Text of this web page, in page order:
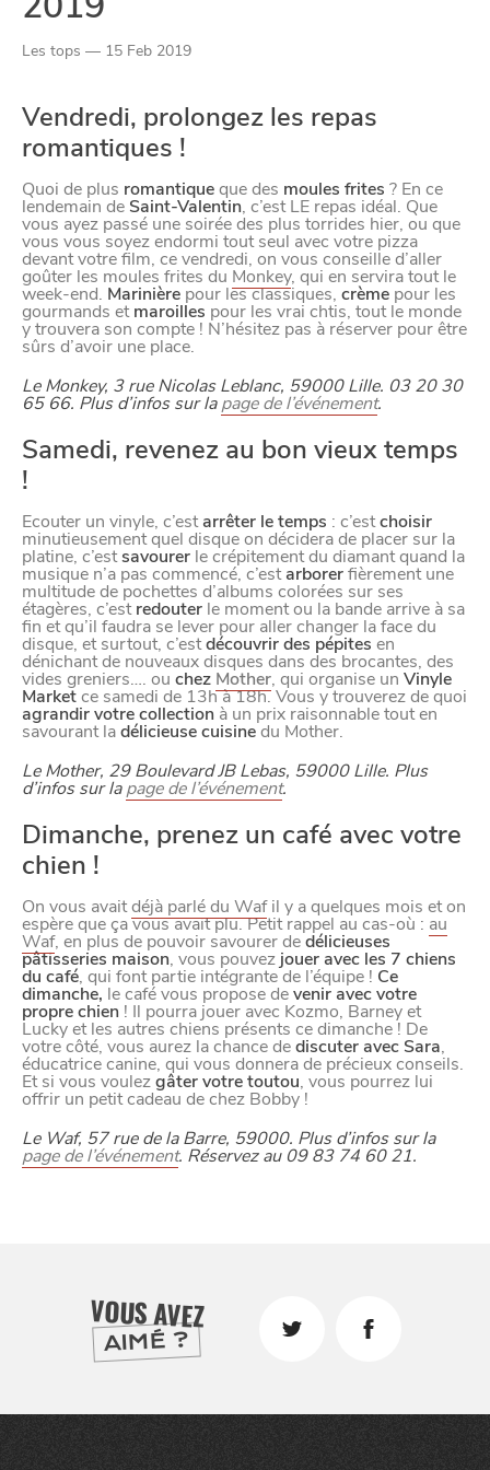
Les tops — 15 Feb 2019
Vendredi, prolongez les repas
romantiques !
Quoi de plus romantiqueque des moules frites ? En ce
lendemain de Saint-Valentin, c’est LE repas idéal. Que
vous ayez passé une soirée des plus torrides hier, ou que
vous vous soyez endormi tout seul avec votre pizza
devant votre film, ce vendredi, on vous conseille d’aller
goûter les moules frites du Monkey, qui en servira tout le
week-end. Marinière pour les classiques, crème pour les
gourmands etmaroilles pour les vrai chtis, tout le monde
y trouvera son compte ! N’hésitez pas à réserver pour être
sûrs d’avoir une place.
Le Monkey, 3 rue Nicolas Leblanc, 59000 Lille. 03 20 30
65 66. Plus d’infos sur lapage de l’événement.
Samedi, revenez au bon vieux temps
!
Ecouter un vinyle, c’estarrêter le temps : c’estchoisir
minutieusement quel disque on décidera de placer sur la
platine, c’estsavourer le crépitement du diamant quand la
musique n’a pas commencé, c’estarborerfièrement une
multitude de pochettes d’albums colorées sur ses
étagères, c’estredouter le moment ou la bande arrive à sa
fin et qu’il faudra se lever pour aller changer la face du
disque, et surtout, c’estdécouvrir des pépites en
dénichant de nouveaux disques dans des brocantes, des
vides greniers…. ou chez Mother, qui organise un Vinyle
Marketce samedi de 13h à 18h. Vous y trouverez de quoi
agrandir votre collection à un prix raisonnable tout en
savourant ladélicieuse cuisinedu Mother.
Le Mother, 29 Boulevard JB Lebas, 59000 Lille. Plus
d’infos sur lapage de l’événement.
Dimanche, prenez un café avec votre
chien !
On vous avaitdéjà parlé du Wafil y a quelques mois et on
espère que ça vous avait plu. Petit rappel au cas-où : au
Waf, en plus de pouvoir savourer dedélicieuses
pâtisseries maison, vous pouvez jouer avec les 7 chiens
du café, qui font partie intégrante de l’équipe ! Ce
dimanche, le café vous propose devenir avec votre
propre chien ! Il pourra jouer avec Kozmo, Barney et
Lucky et les autres chiens présents ce dimanche ! De
votre côté, vous aurez la chance dediscuter avec Sara,
éducatrice canine, qui vous donnera de précieux conseils.
Et si vous voulezgâter votre toutou, vous pourrez lui
offrir un petit cadeau de chez Bobby !
Le Waf, 57 rue de la Barre, 59000. Plus d’infos sur la
page de l’événement. Réservez au 09 83 74 60 21.
VOUS AVEZ
AIMÉ ?
VIVRE
dans
le
Paramètres de
Afin de faciliter votre navigation et de vous
apporter le meilleur service possible, nous utilisons
des cookies pour améliorer le site aux besoins des
visiteurs, notamment selon la fréquentation.
Nos politique de confidentialité